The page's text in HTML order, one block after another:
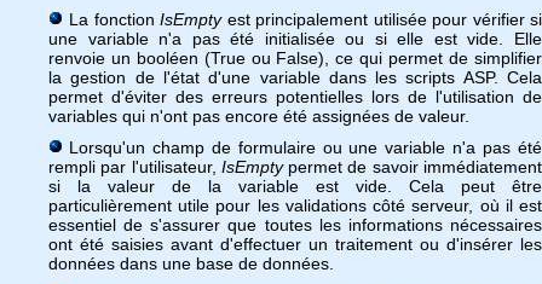
La fonction IsEmptyest principalement utilisée pour vérifier si
une variable n'a pas été initialisée ou si elle est vide. Elle
renvoie un booléen (True ou False), ce qui permet de simplifier
la gestion de l'état d'une variable dans les scripts ASP. Cela
permet d'éviter des erreurs potentielles lors de l'utilisation de
variables qui n'ont pas encore été assignées de valeur.
Lorsqu'un champ de formulaire ou une variable n'a pas été
rempli par l'utilisateur, IsEmptypermet de savoir immédiatement
si la valeur de la variable est vide. Cela peut être
particulièrement utile pour les validations côté serveur, où il est
essentiel de s'assurer que toutes les informations nécessaires
ont été saisies avant d'effectuer un traitement ou d'insérer les
données dans une base de données.